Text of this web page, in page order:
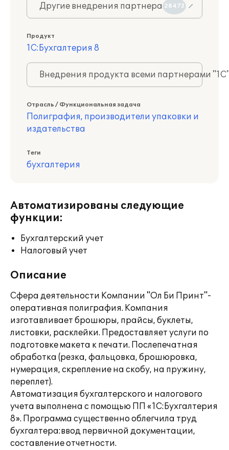
Другие внедрения партнера 28473
Продукт
1С:Бухгалтерия 8
Внедрения продукта всеми партнерами
Отрасль / Функциональная задача
Полиграфия, производители упаковки и
издательства
Теги
бухгалтерия
Автоматизированы следующие
функции:
Бухгалтерский учет
Налоговый учет
Описание
Сфера деятельности Компании "Ол Би Принт"-
оперативная полиграфия. Компания
изготавливает брошюры, прайсы, буклеты,
листовки, расклейки. Предоставляет услуги по
подготовке макета к печати. Послепечатная
обработка (резка, фальцовка, брошюровка,
нумерация, скрепление на скобу, на пружину,
переплет).
Автоматизация бухгалтерского и налогового
учета выполнена с помощью ПП «1С:Бухгалтерия
8». Программа существенно облегчила труд
бухгалтера:ввод первичной документации,
составление отчетности.